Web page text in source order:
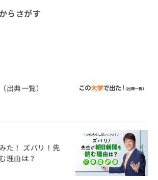
らさがす
出典一覧）
た！ ズバリ！先
理由は？